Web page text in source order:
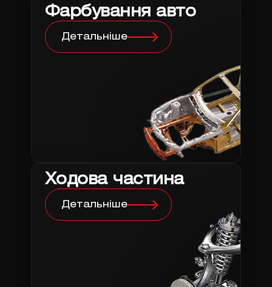
Фарбування авто
Детальніше
Ходова частина
Детальніше